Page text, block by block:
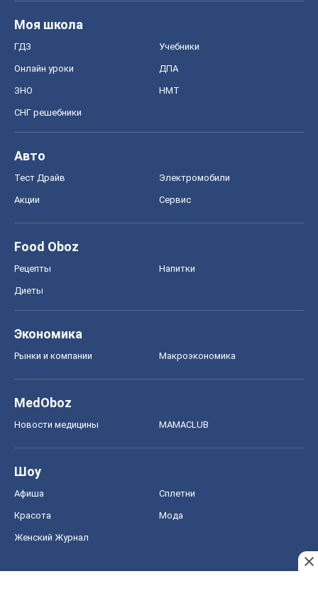
Моя школа
ГДЗ Учебники
Онлайн уроки ДПА
ЗНО НМТ
СНГ решебники
Авто
Тест Драйв Электромобили
Акции Сервис
Food Oboz
Рецепты Напитки
Диеты
Экономика
Рынки и компании Mакроэкономика
MedOboz
Новости медицины MAMACLUB
Шоу
Афиша Сплетни
Красота Мода
Женский Журнал